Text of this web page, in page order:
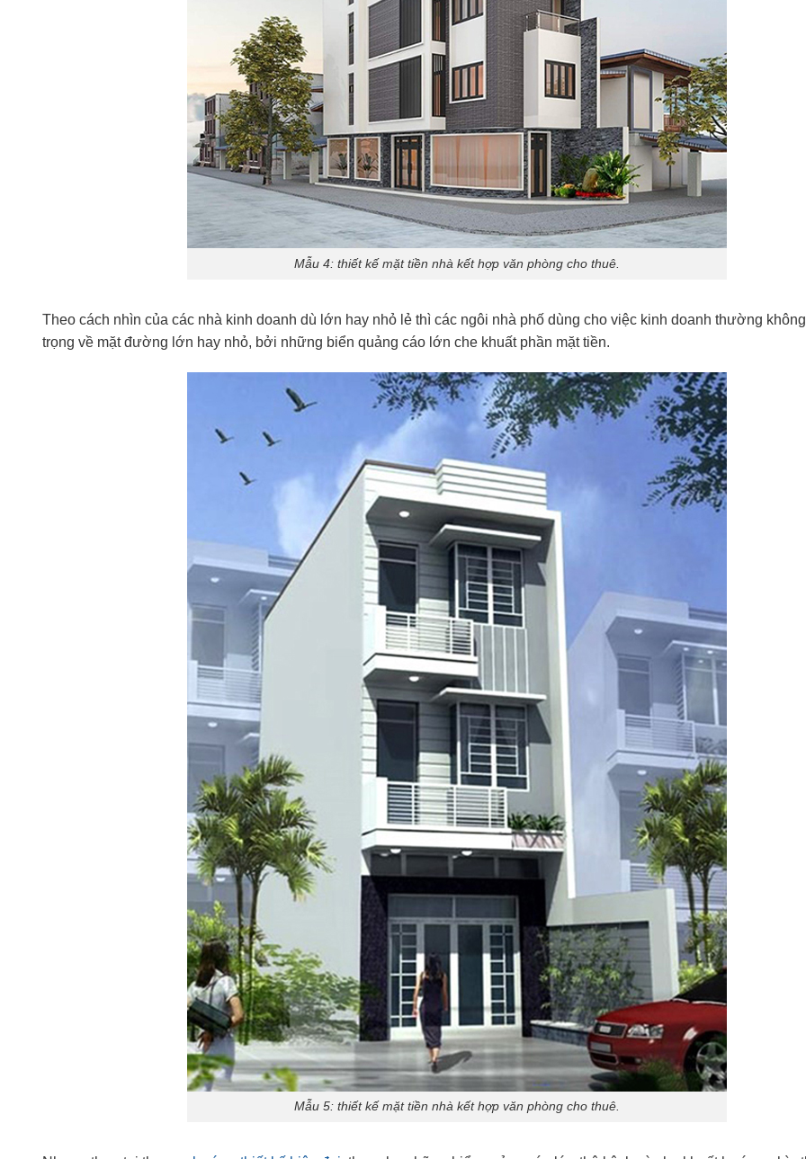
Mẫu 4: thiết kế mặt tiền nhà kết hợp văn phòng cho thuê.
Theo cách nhìn của các nhà kinh doanh dù lớn hay nhỏ lẻ thì các ngôi nhà phố dùng cho việc kinh doanh thường
trọng về mặt đường lớn hay nhỏ, bởi những biển quảng cáo lớn che khuất phần mặt tiền.
Mẫu 5: thiết kế mặt tiền nhà kết hợp văn phòng cho thuê.